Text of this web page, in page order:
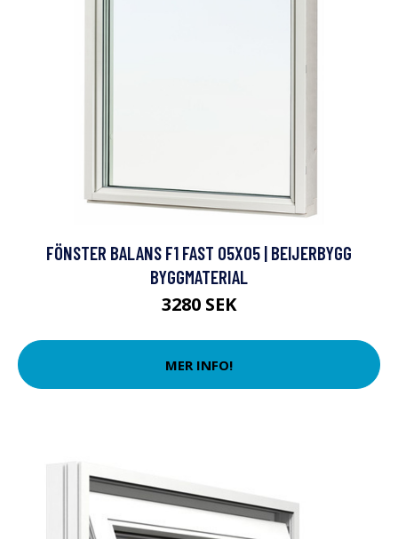
FÖNSTER BALANS F1 FAST 05X05 | BEIJERBYGG
BYGGMATERIAL
3280 SEK
MER INFO!